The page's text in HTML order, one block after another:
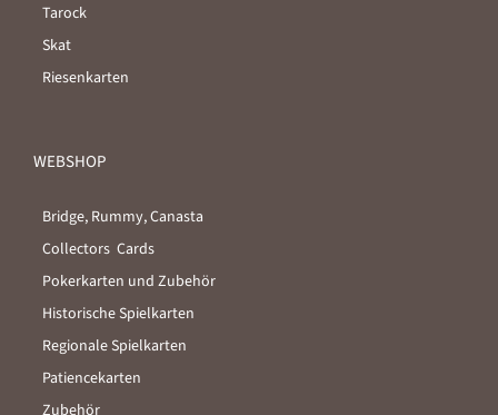
Tarock
Skat
Riesenkarten
WEBSHOP
Bridge, Rummy, Canasta
Collectors Cards
Pokerkarten und Zubehör
Historische Spielkarten
Regionale Spielkarten
Patiencekarten
Zubehör